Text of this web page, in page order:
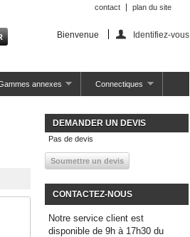
contact plan du site
Bienvenue Identifiez-vous
annexes Connectiques
DEMANDER UN DEVIS
Pas de devis
CONTACTEZ-NOUS
Notre service client est
disponible de 9h à 17h30 du